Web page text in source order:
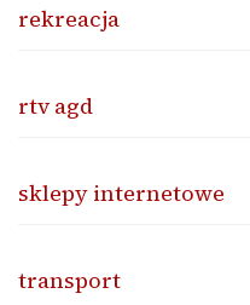
rekreacja
rtv agd
sklepy internetowe
transport